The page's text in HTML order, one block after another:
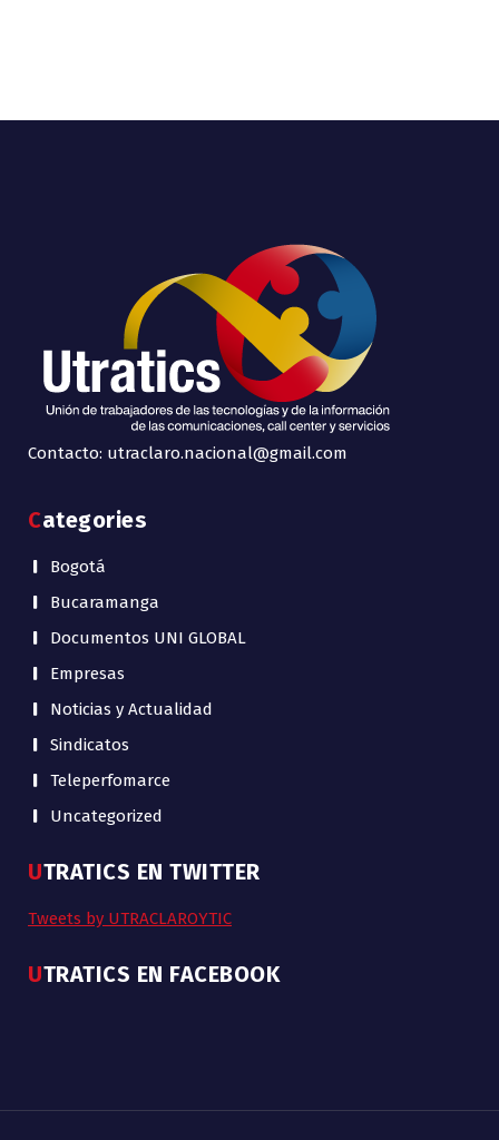
Contacto: utraclaro.nacional@gmail.com
Categories
Bogotá
Bucaramanga
Documentos UNI GLOBAL
Empresas
Noticias y Actualidad
Sindicatos
Teleperfomarce
Uncategorized
UTRATICS EN TWITTER
Tweets by UTRACLAROYTIC
UTRATICS EN FACEBOOK